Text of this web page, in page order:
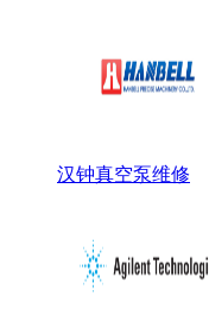
汉钟真空泵维修